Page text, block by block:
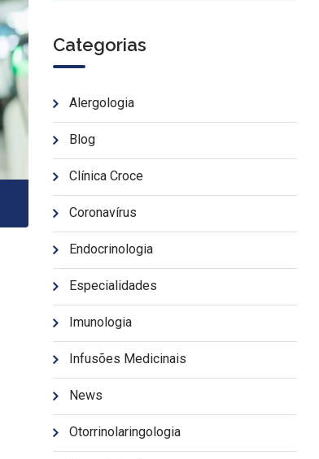
Categorias
Alergologia
Blog
Clínica Croce
Coronavírus
Endocrinologia
Especialidades
Imunologia
Infusões Medicinais
News
Otorrinolaringologia